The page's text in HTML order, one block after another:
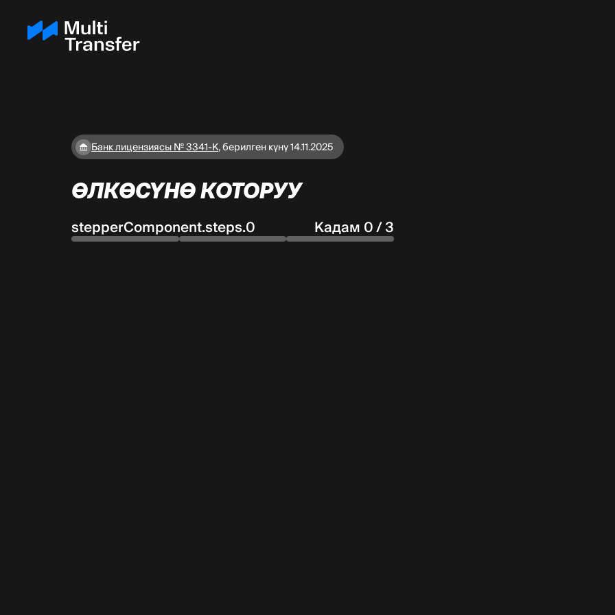
Банк лицензиясы № 3341-К,берилген күнү 14.11.2025
ӨЛКӨСҮНӨ КОТОРУУ
stepperComponent.steps.0 Кадам 0 / 3